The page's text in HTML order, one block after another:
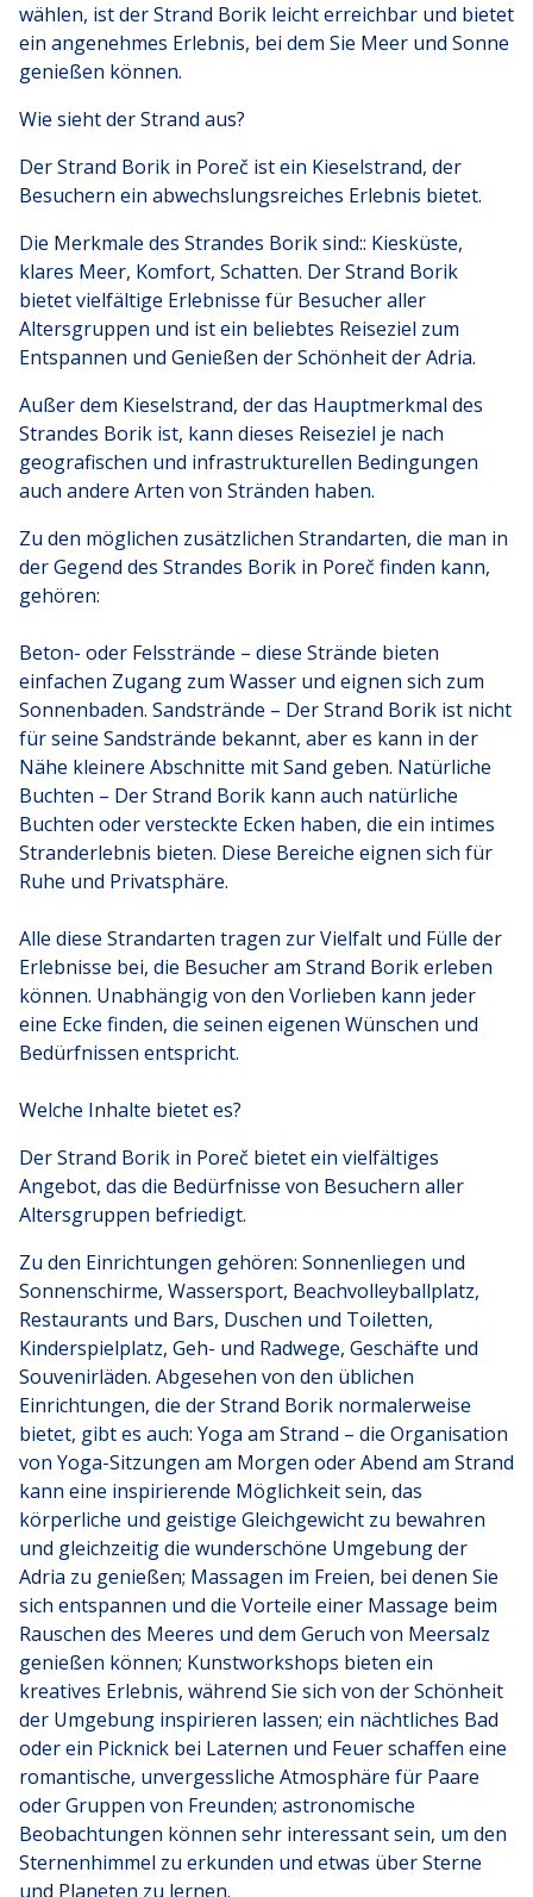
wählen, ist der Strand Borik leicht erreichbar und bietet
ein angenehmes Erlebnis, bei dem Sie Meer und Sonne
genießen können.
Wie sieht der Strand aus?
Der Strand Borik in Poreč ist ein Kieselstrand, der
Besuchern ein abwechslungsreiches Erlebnis bietet.
Die Merkmale des Strandes Borik sind:: Kiesküste,
klares Meer, Komfort, Schatten. Der Strand Borik
bietet vielfältige Erlebnisse für Besucher aller
Altersgruppen und ist ein beliebtes Reiseziel zum
Entspannen und Genießen der Schönheit der Adria.
Außer dem Kieselstrand, der das Hauptmerkmal des
Strandes Borik ist, kann dieses Reiseziel je nach
geografischen und infrastrukturellen Bedingungen
auch andere Arten von Stränden haben.
Zu den möglichen zusätzlichen Strandarten, die man in
der Gegend des Strandes Borik in Poreč finden kann,
gehören:
Beton- oder Felsstrände – diese Strände bieten
einfachen Zugang zum Wasser und eignen sich zum
Sonnenbaden. Sandstrände – Der Strand Borik ist nicht
für seine Sandstrände bekannt, aber es kann in der
Nähe kleinere Abschnitte mit Sand geben. Natürliche
Buchten – Der Strand Borik kann auch natürliche
Buchten oder versteckte Ecken haben, die ein intimes
Stranderlebnis bieten. Diese Bereiche eignen sich für
Ruhe und Privatsphäre.
Alle diese Strandarten tragen zur Vielfalt und Fülle der
Erlebnisse bei, die Besucher am Strand Borik erleben
können. Unabhängig von den Vorlieben kann jeder
eine Ecke finden, die seinen eigenen Wünschen und
Bedürfnissen entspricht.
Welche Inhalte bietet es?
Der Strand Borik in Poreč bietet ein vielfältiges
Angebot, das die Bedürfnisse von Besuchern aller
Altersgruppen befriedigt.
Zu den Einrichtungen gehören: Sonnenliegen und
Sonnenschirme, Wassersport, Beachvolleyballplatz,
Restaurants und Bars, Duschen und Toiletten,
Kinderspielplatz, Geh- und Radwege, Geschäfte und
Souvenirläden. Abgesehen von den üblichen
Einrichtungen, die der Strand Borik normalerweise
bietet, gibt es auch: Yoga am Strand – die Organisation
von Yoga-Sitzungen am Morgen oder Abend am Strand
kann eine inspirierende Möglichkeit sein, das
körperliche und geistige Gleichgewicht zu bewahren
und gleichzeitig die wunderschöne Umgebung der
Adria zu genießen; Massagen im Freien, bei denen Sie
sich entspannen und die Vorteile einer Massage beim
Rauschen des Meeres und dem Geruch von Meersalz
genießen können; Kunstworkshops bieten ein
kreatives Erlebnis, während Sie sich von der Schönheit
der Umgebung inspirieren lassen; ein nächtliches Bad
oder ein Picknick bei Laternen und Feuer schaffen eine
romantische, unvergessliche Atmosphäre für Paare
oder Gruppen von Freunden; astronomische
Beobachtungen können sehr interessant sein, um den
Sternenhimmel zu erkunden und etwas über Sterne
und Planeten zu lernen.